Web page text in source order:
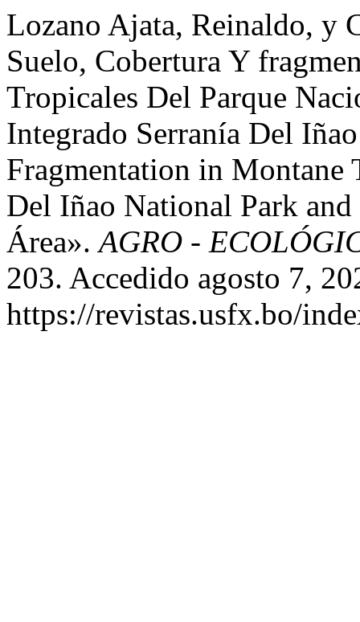
Lozano Ajata, Reinaldo, y
Suelo, Cobertura Y
Tropicales Del Parque
Integrado Serranía Del
Fragmentation in Montane
Del Iñao National Park
Área».AGRO -
203. Accedido agosto 7,
https://revistas.usfx.bo/